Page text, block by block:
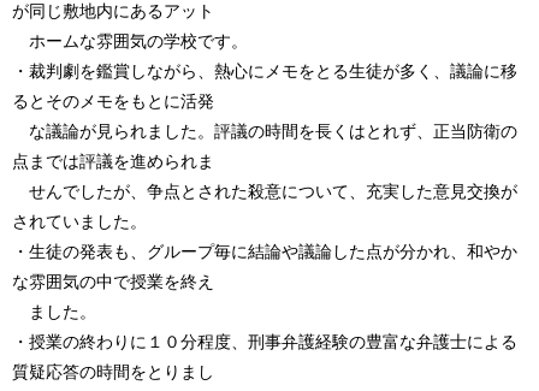
が同じ敷地内にあるアット
ホームな雰囲気の学校です。
・裁判劇を鑑賞しながら、熱心にメモをとる生徒が多く、議論に移
るとそのメモをもとに活発
な議論が見られました。評議の時間を長くはとれず、正当防衛の
点までは評議を進められま
せんでしたが、争点とされた殺意について、充実した意見交換が
されていました。
・生徒の発表も、グループ毎に結論や議論した点が分かれ、和やか
な雰囲気の中で授業を終え
ました。
・授業の終わりに１０分程度、刑事弁護経験の豊富な弁護士による
質疑応答の時間をとりまし